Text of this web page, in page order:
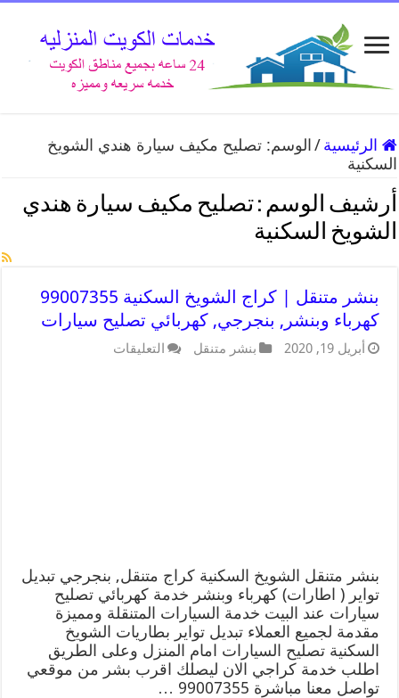
الرئيسية / الوسم:تصليح مكيف سيارة هندي الشويخ
السكنية
أرشيف الوسم :تصليح مكيف سيارة هندي
الشويخ السكنية
بنشر متنقل | كراج الشويخ السكنية 99007355
كهرباء وبنشر, بنجرجي, كهربائي تصليح سيارات
أبريل 19, 2020 بنشر متنقل التعليقات
بنشر متنقل الشويخ السكنية كراج متنقل, بنجرجي تبديل
تواير ( اطارات) كهرباء وبنشر خدمة كهربائي تصليح
سيارات عند البيت خدمة السيارات المتنقلة ومميزة
مقدمة لجميع العملاء تبديل تواير بطاريات الشويخ
السكنية تصليح السيارات امام المنزل وعلى الطريق
اطلب خدمة كراجي الان ليصلك اقرب بشر من موقعي
تواصل معنا مباشرة 99007355 …